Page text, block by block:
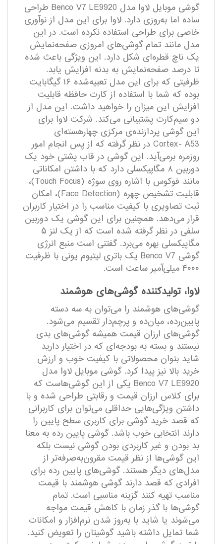
گوشی موبایل لاوا مدل Benco V7 LE9920 طراحی
ساده اما به‌روزی دارد. لاوا برای این مدل از نوآوری
خاصی برای طراحی استفاده نکرده است. در این
مدل مانند تمام گوشی‌های امروزی صفحه‌نمایش
یک ناچ قطره‌ای شکل دارد. این ویژگی باعث شده
تا درصد صفحه‌نمایش به بدنه افزایش یابد.
ظرفیتی که برای این مدل تعبیه‌شده ۱۶ گیگابایت
بوده که شما با استفاده از کارت حافظه قابلیت
افزایش این میزان را خواهید داشت. این مدل از
دو سیم‌کارت پشتیبانی می‌کند. شرکت لاوا برای
این گوشی پردازنده‌ی مرکزی چهار‌هسته‌ای
Cortex- A53 در نظر گرفته که از پس انجام امور
روزمره برمی‌آید. این گوشی در قاب پشتی خود یک
دوربین ۸ مگاپیکسلی دارد که با داشتن امکاناتی
مانند فوکوس با اشاره روی سوژه (Touch Focus)،
قابلیت تشخیص چهره (Face Detection)، امکان
ثبت تصاویری با کیفیت مناسب را در اختیار کاربران
قرار می‌دهد. همچنین برای این گوشی یک دوربین
سلفی در نظر گرفته شده است که از یک لنز ۵
مگاپیکسلی بهره می‌برد. گفتنی است منبع انرژی
گوشی Benco V7 یک باتری لیتیوم یونی با ظرفیت
۴۰۰۰ میلی‌آمپر ساعت است.
لاوا، تولیدکننده گوشی‌های هوشمند
گوشی‌های هوشمند را می‌توان به سه دسته
پایین‌رده، میان‌ده و پرچم‌دار تقسیم می‌شود.
گوشی‌های ارزان قیمت همیشه گوشی‌های بدی
نیستند و بسته به بودجه‌ای که در اختیار دارید
شاید بتوان محصولاتی با کیفیت خوب و ارزش
خرید بالا نیز پیدا کرد. گوشی موبایل لاوا مدل
Benco V7 LE9920 یکی از این گوشی‌هاست که
برای کلاس ارزان قیمت و رقابتی طراحی شده و با
داشتن ویژگی‌هایی حداقلی می‌توان برای کاربرانی
که قصد خرید گوشی برای کاربری سطح پایین را
دارند انتخابی خوب باشد. گوشی‌ پایین رده به معنا
بد بودن و غیر کاربردی بودن گوشی نیست بلکه
این گوشی‌ها از نظر قیمت مقرون‌به‌صرفه‌تر از
مدل‌های دیگر هستند. گوشی‌های پایین رده برای
افرادی که قصد دارند گوشی هوشمند با قیمت
مناسب تهیه کنند گزینه مناسبی است. تمام
گوشی‌ها با گذر زمان با کاهش قیمت مواجه
می‌شوند یا شاید با به‌روز شدن نرم‌افزار و امکانات
شما تمایل داشته باشید گوشیتان را تعویض کنید.